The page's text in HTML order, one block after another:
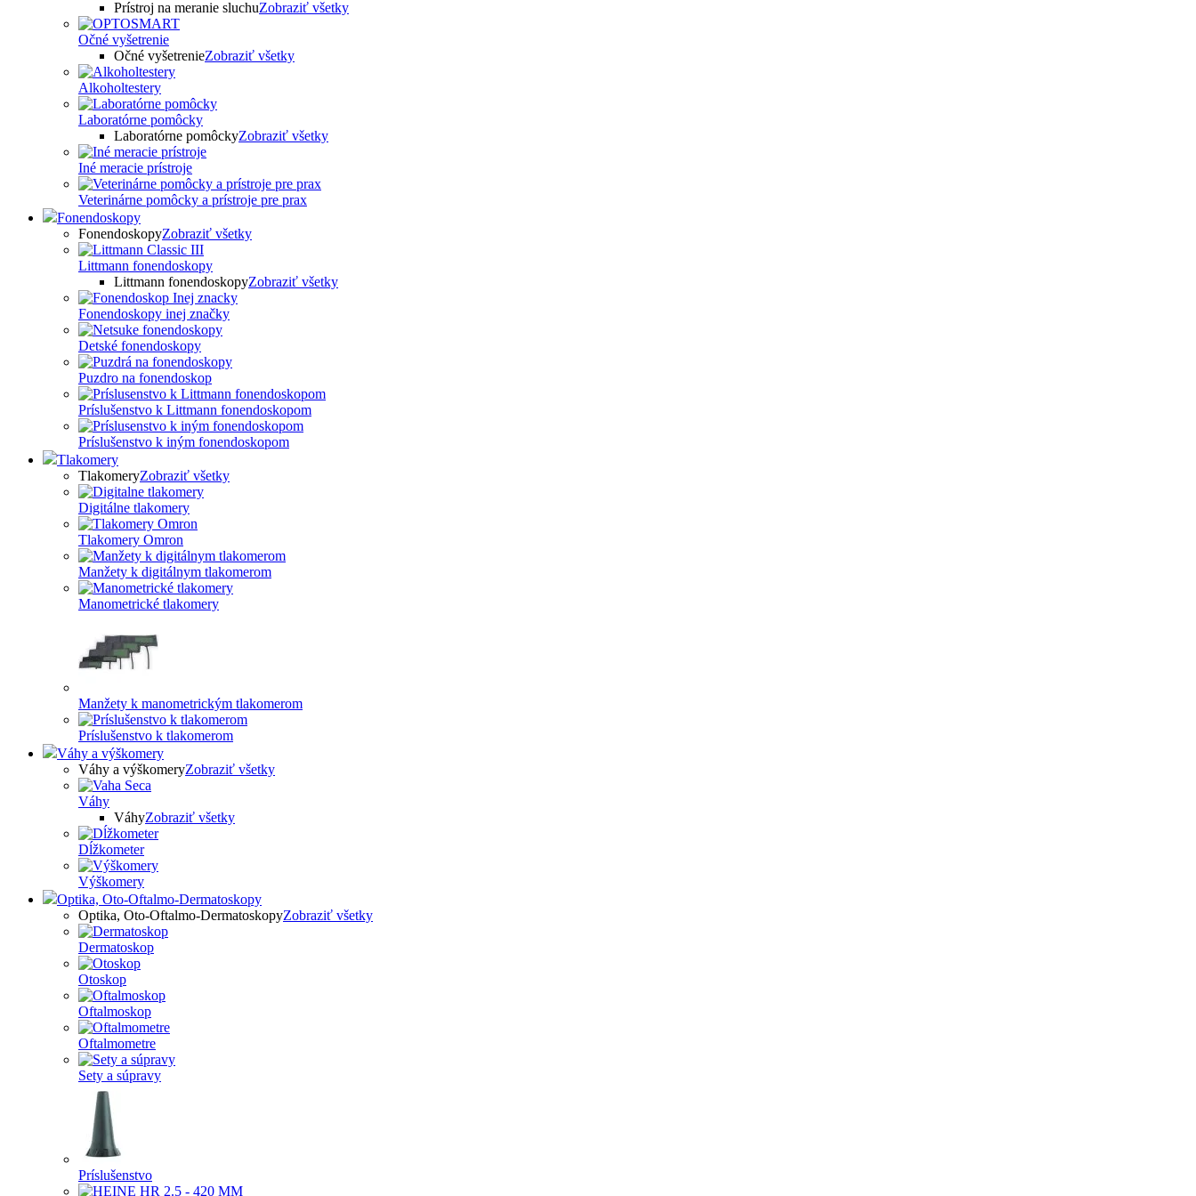
Prístroj na meranie sluchuZobraziť všetky
Očné vyšetrenie
Očné vyšetrenieZobraziť všetky
Alkoholtestery
Laboratórne pomôcky
Laboratórne pomôckyZobraziť všetky
Iné meracie prístroje
Veterinárne pomôcky a prístroje pre prax
Fonendoskopy
FonendoskopyZobraziť všetky
Littmann fonendoskopy
Littmann fonendoskopyZobraziť všetky
Fonendoskopy inej značky
Detské fonendoskopy
Puzdro na fonendoskop
Príslušenstvo k Littmann fonendoskopom
Príslušenstvo k iným fonendoskopom
Tlakomery
TlakomeryZobraziť všetky
Digitálne tlakomery
Tlakomery Omron
Manžety k digitálnym tlakomerom
Manometrické tlakomery
Manžety k manometrickým tlakomerom
Príslušenstvo k tlakomerom
Váhy a výškomery
Váhy a výškomeryZobraziť všetky
Váhy
VáhyZobraziť všetky
Dĺžkometer
Výškomery
Optika, Oto-Oftalmo-Dermatoskopy
Optika, Oto-Oftalmo-DermatoskopyZobraziť všetky
Dermatoskop
Otoskop
Oftalmoskop
Oftalmometre
Sety a súpravy
Príslušenstvo